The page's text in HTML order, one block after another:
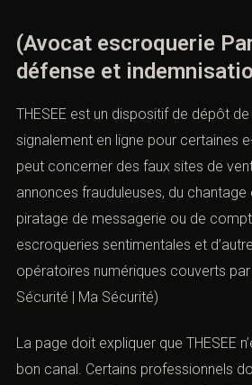
(Avocat escroquerie
défense et
THESEE est un dispositif de dépôt
signalement en ligne pour certaines
peut concerner des faux sites de
annonces frauduleuses, du chantage
piratage de messagerie ou de
escroqueries sentimentales et
opératoires numériques couverts
Sécurité | Ma Sécurité)
La page doit expliquer que THESEE
bon canal. Certains professionnels